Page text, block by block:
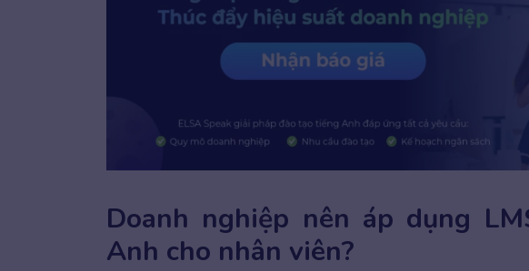
Doanh nghiệp nên áp dụng
Anh cho nhân viên?